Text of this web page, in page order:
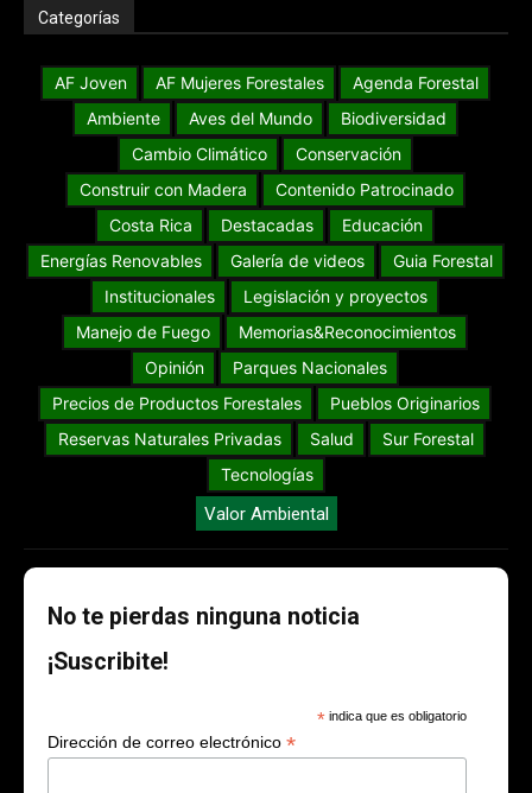
Categorías
AF Joven AF Mujeres Forestales
Agenda Forestal
Ambiente
Aves del Mundo
Biodiversidad
Cambio Climático
Conservación
Construir con Madera
Contenido Patrocinado
Costa Rica
Destacadas
Educación
Energías Renovables
Galería de videos
Guia Forestal
Institucionales
Legislación y proyectos
Manejo de Fuego
Memorias&Reconocimientos
Opinión
Parques Nacionales
Precios de Productos Forestales
Pueblos Originarios
Reservas Naturales Privadas
Salud
Sur Forestal
Tecnologías
Valor Ambiental
No te pierdas ninguna noticia
¡Suscribite!
* indica que es obligatorio
Dirección de correo electrónico *